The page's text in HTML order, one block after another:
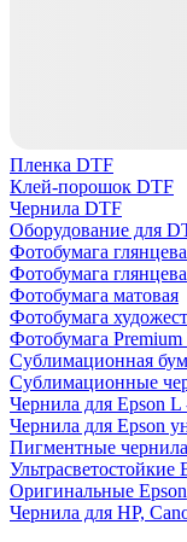
Пленка DTF
Клей-порошок DTF
Чернила DTF
Оборудование для
Фотобумага
Фотобумага
Фотобумага матовая
Фотобумага
Фотобумага Premium
Сублимационная
Сублимационные
Чернила для Epson L
Чернила для Epson
Пигментные
Ультрасветостойкие
Оригинальные Epson
Чернила для HP,